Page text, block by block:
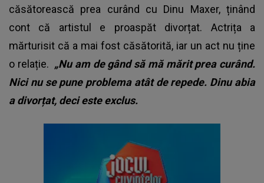
căsătorească prea curând cu Dinu Maxer, ținând
cont că artistul e proaspăt divorțat. Actrița a
mărturisit că a mai fost căsătorită, iar un act nu ține
o relație. „Nu am de gând să mă mărit prea curând.
Nici nu se pune problema atât de repede. Dinu abia
a divorțat, deci este exclus.